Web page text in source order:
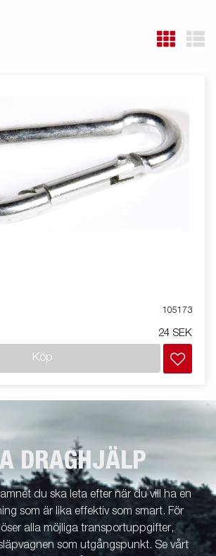
105173
24 SEK
Köp
DRAGHJÄLP
du ska leta efter när du vill ha en
som är lika effektiv som smart. För
alla möjliga transportuppgifter,
som utgångspunkt. Se vårt